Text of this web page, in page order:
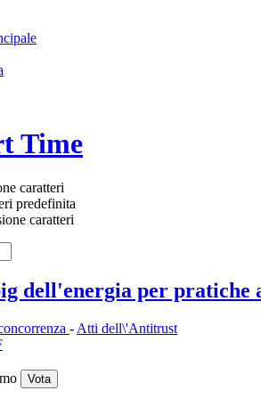
Time
dell'energia per pratiche
- Atti dell\'Antitrust